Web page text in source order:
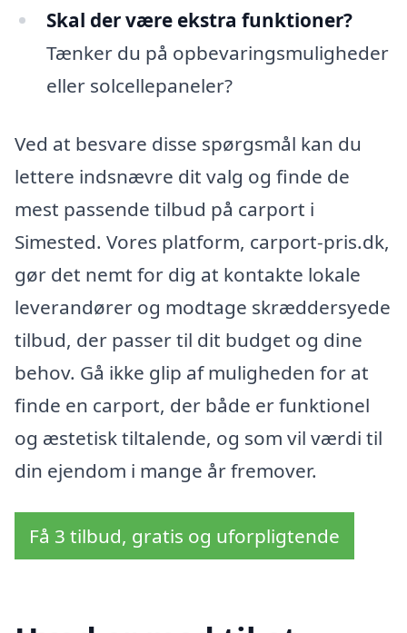
Skal der være ekstra funktioner?
Tænker du på opbevaringsmuligheder
eller solcellepaneler?
Ved at besvare disse spørgsmål kan du
lettere indsnævre dit valg og finde de
mest passende tilbud på carport i
Simested. Vores platform, carport-pris.dk,
gør det nemt for dig at kontakte lokale
leverandører og modtage skræddersyede
tilbud, der passer til dit budget og dine
behov. Gå ikke glip af muligheden for at
finde en carport, der både er funktionel
og æstetisk tiltalende, og som vil værdi til
din ejendom i mange år fremover.
Få 3 tilbud, gratis og uforpligtende